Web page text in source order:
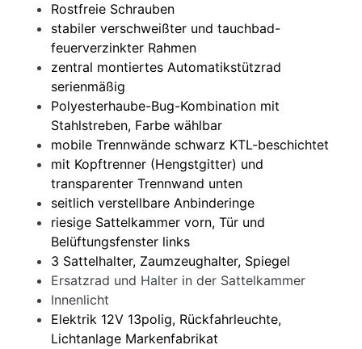
Rostfreie Schrauben
stabiler verschweißter und tauchbad-
feuerverzinkter Rahmen
zentral montiertes Automatikstützrad
serienmäßig
Polyesterhaube-Bug-Kombination mit
Stahlstreben, Farbe wählbar
mobile Trennwände schwarz KTL-beschichtet
mit Kopftrenner (Hengstgitter) und
transparenter Trennwand unten
seitlich verstellbare Anbinderinge
riesige Sattelkammer vorn, Tür und
Belüftungsfenster links
3 Sattelhalter, Zaumzeughalter, Spiegel
Ersatzrad und Halter in der Sattelkammer
Innenlicht
Elektrik 12V 13polig, Rückfahrleuchte,
Lichtanlage Markenfabrikat